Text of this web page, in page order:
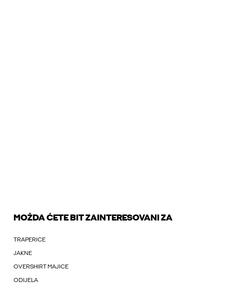
MOŽDA ĆETE BIT ZAINTERESOVANI ZA
TRAPERICE
JAKNE
OVERSHIRT MAJICE
ODIJELA